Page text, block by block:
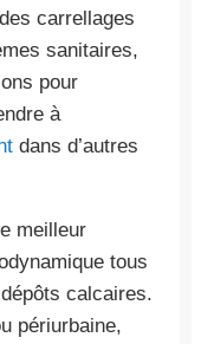
carrellages
sanitaires,
pour
à
dans d’autres
meilleur
tous
calcaires.
périurbaine,